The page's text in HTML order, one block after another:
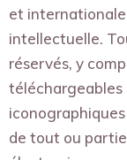
et
intellectuelle.
réservés, y
de tout ou